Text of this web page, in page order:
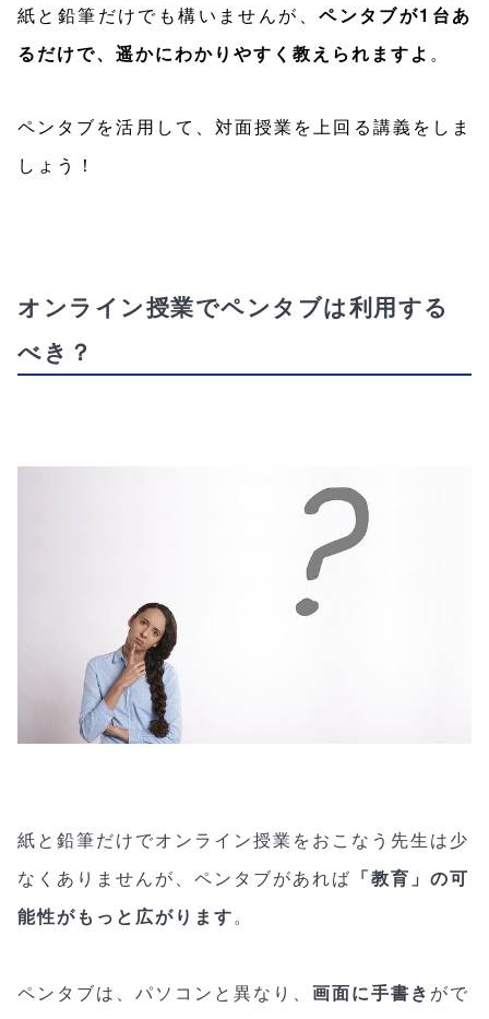
紙と鉛筆だけでも構いませんが、ペンタブが1台あ
るだけで、遥かにわかりやすく教えられますよ 。
ペンタブを活用して、対面授業を上回る講義をしま
しょう！
オンライン授業でペンタブは利用する
べき？
紙と鉛筆だけでオンライン授業をおこなう先生は少
なくありませんが、ペンタブがあれば 「教育」の可
能性がもっと広がります。
ペンタブは、パソコンと異なり、 画面に手書き がで